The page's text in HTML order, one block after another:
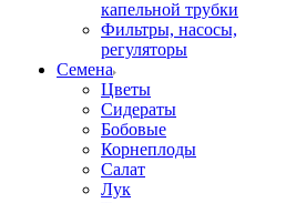
капельной трубки
Фильтры, насосы,
регуляторы
Семена
Цветы
Сидераты
Бобовые
Корнеплоды
Салат
Лук